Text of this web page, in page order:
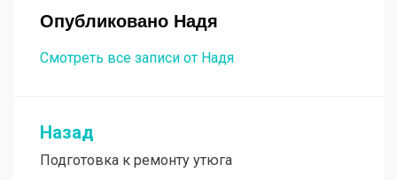
Опубликовано Надя
Смотреть все записи от Надя
Навигация
по
Назад
Подготовка к ремонту утюга